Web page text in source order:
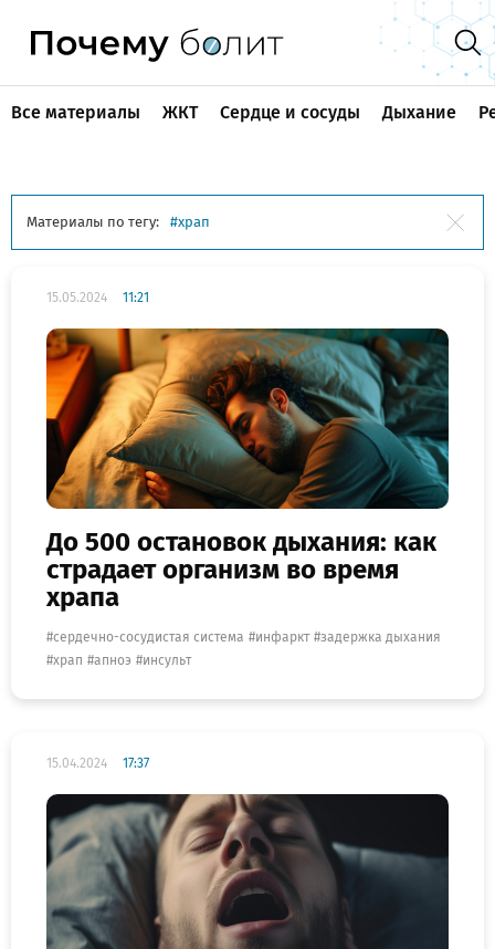
Все материалы ЖКТ Сердце и сосуды Дыхание
Материалы по тегу: храп
15.05.2024 11:21
До 500 остановок дыхания: как
страдает организм во время
храпа
сердечно-сосудистая система инфаркт
задержка дыхания
храп
апноэ инсульт
15.04.2024 17:37